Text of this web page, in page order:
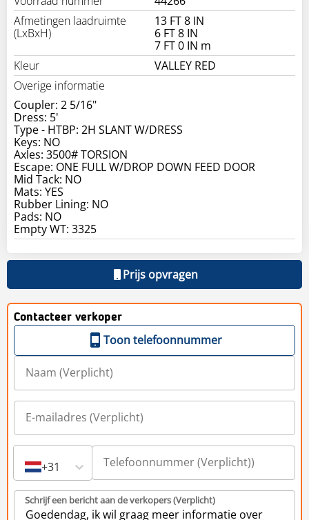
Afmetingen laadruimte
(LxBxH)
13 FT 8 IN
6 FT 8 IN
7 FT 0 IN m
Kleur
VALLEY RED
Overige informatie
Coupler: 2 5/16"
Dress: 5'
Type - HTBP: 2H SLANT W/DRESS
Keys: NO
Axles: 3500# TORSION
Escape: ONE FULL W/DROP DOWN FEED DOOR
Mid Tack: NO
Mats: YES
Rubber Lining: NO
Pads: NO
Prijs opvragen
Contacteer verkoper
Toon telefoonnummer
+31
Schrijf een bericht aan de verkopers (Verplicht)